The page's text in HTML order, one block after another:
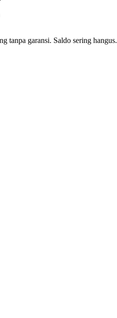
tanpa garansi. Saldo sering hangus.